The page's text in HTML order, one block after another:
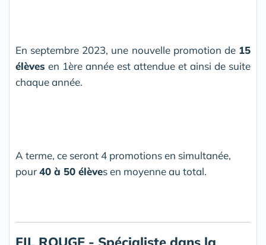
En septembre 2023, une nouvelle promotion de 15
élèves en 1ère année est attendue et ainsi de suite
chaque année.
A terme, ce seront 4 promotions en simultanée,
pour40 à 50 élèves en moyenne au total.